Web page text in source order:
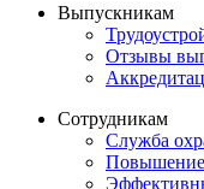
Выпускникам
Отзывы
Сотрудникам
Служба